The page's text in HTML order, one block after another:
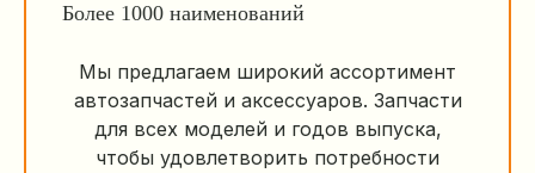
Более 1000 наименований
Мы предлагаем широкий ассортимент
автозапчастей и аксессуаров. Запчасти
для всех моделей и годов выпуска,
чтобы удовлетворить потребности